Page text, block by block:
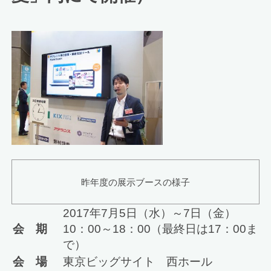
昨年度の展示ブースの様子
会 期
2017年7月5日（水）～7日（金）
10：00～18：00（最終日は17：00ま
で）
会 場
東京ビッグサイト 西ホール